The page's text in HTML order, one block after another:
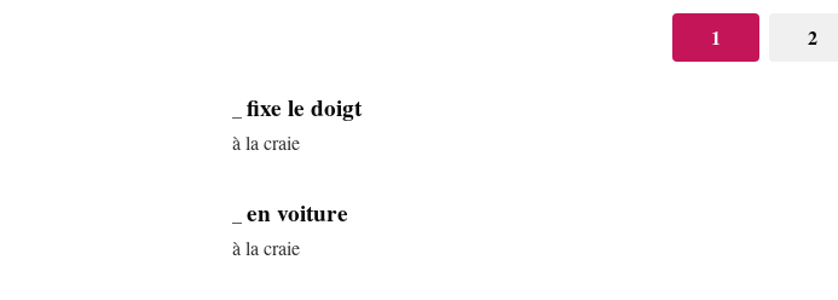
1 2
fixe le doigt
à la craie
en voiture
à la craie